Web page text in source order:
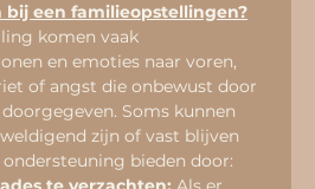
bij een familieopstellingen?
komen vaak
en emoties naar voren,
of angst die onbewust door
Soms kunnen
zijn of vast blijven
bieden door: